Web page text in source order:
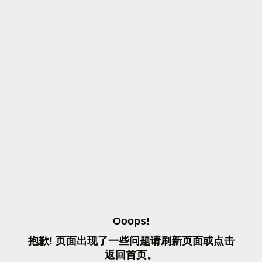
OOOPS!
抱歉! 页面出现了一些问题请刷 新页面或点击
返 回首页。